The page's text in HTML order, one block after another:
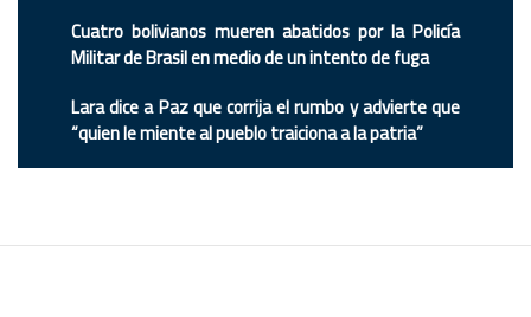
Cuatro bolivianos mueren abatidos por la Policía
Militar de Brasil en medio de un intento de fuga
Lara dice a Paz que corrija el rumbo y advierte que
“quien le miente al pueblo traiciona a la patria”